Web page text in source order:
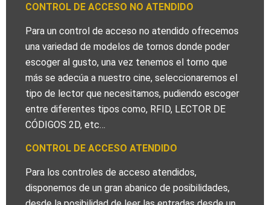
CONTROL DE ACCESO NO ATENDIDO
Para un control de acceso no atendido ofrecemos
una variedad de modelos de tornos donde poder
escoger al gusto, una vez tenemos el torno que
más se adecúa a nuestro cine, seleccionaremos el
tipo de lector que necesitamos, pudiendo escoger
entre diferentes tipos como, RFID, LECTOR DE
CÓDIGOS 2D, etc…
CONTROL DE ACCESO ATENDIDO
Para los controles de acceso atendidos,
disponemos de un gran abanico de posibilidades,